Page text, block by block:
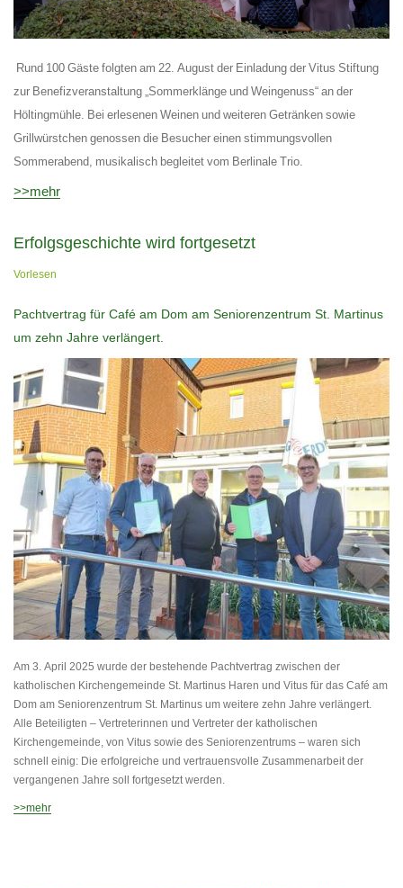
Rund 100 Gäste folgten am 22. August der Einladung der Vitus Stiftung
zur Benefizveranstaltung „Sommerklänge und Weingenuss“ an der
Höltingmühle. Bei erlesenen Weinen und weiteren Getränken sowie
Grillwürstchen genossen die Besucher einen stimmungsvollen
Sommerabend, musikalisch begleitet vom Berlinale Trio.
>>mehr
Erfolgsgeschichte wird fortgesetzt
Vorlesen
Pachtvertrag für Café am Dom am Seniorenzentrum St. Martinus
um zehn Jahre verlängert.
Am 3. April 2025 wurde der bestehende Pachtvertrag zwischen der
katholischen Kirchengemeinde St. Martinus Haren und Vitus für das Café am
Dom am Seniorenzentrum St. Martinus um weitere zehn Jahre verlängert.
Alle Beteiligten – Vertreterinnen und Vertreter der katholischen
Kirchengemeinde, von Vitus sowie des Seniorenzentrums – waren sich
schnell einig: Die erfolgreiche und vertrauensvolle Zusammenarbeit der
vergangenen Jahre soll fortgesetzt werden.
>>mehr